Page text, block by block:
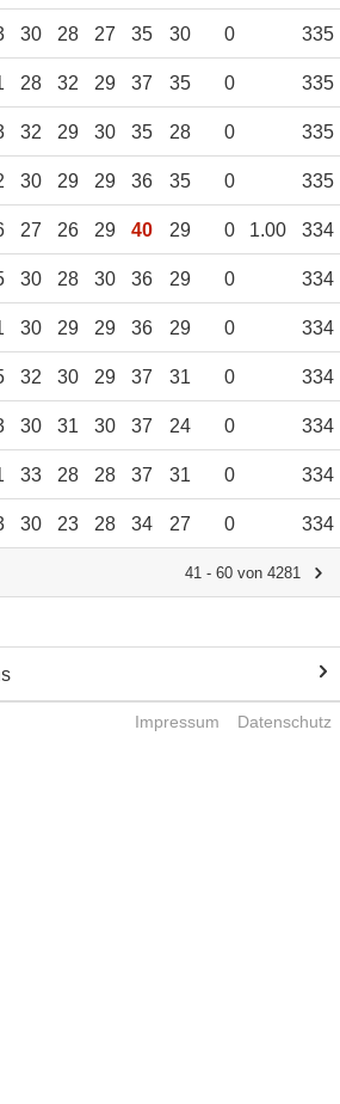
30 28 27 35 30 0 335
28 32 29 37 35 0 335
32 29 30 35 28 0 335
30 29 29 36 35 0 335
27 26 29 40 29 0 1.00 334
30 28 30 36 29 0 334
30 29 29 36 29 0 334
32 30 29 37 31 0 334
30 31 30 37 24 0 334
33 28 28 37 31 0 334
30 23 28 34 27 0 334
41 - 60 von 4281
Impressum Datenschutz